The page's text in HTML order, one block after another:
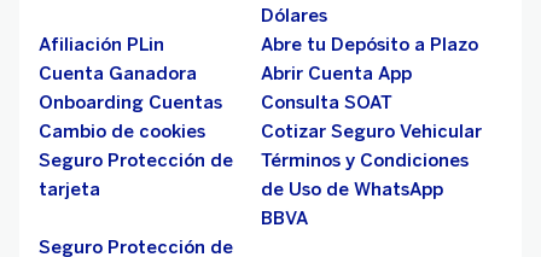
Dólares
Afiliación PLin
Abre tu Depósito a Plazo
Cuenta Ganadora
Abrir Cuenta App
Onboarding Cuentas
Consulta SOAT
Cambio de cookies
Cotizar Seguro Vehicular
Seguro Protección de
tarjeta
Términos y Condiciones
de Uso de WhatsApp
BBVA
Seguro Protección de